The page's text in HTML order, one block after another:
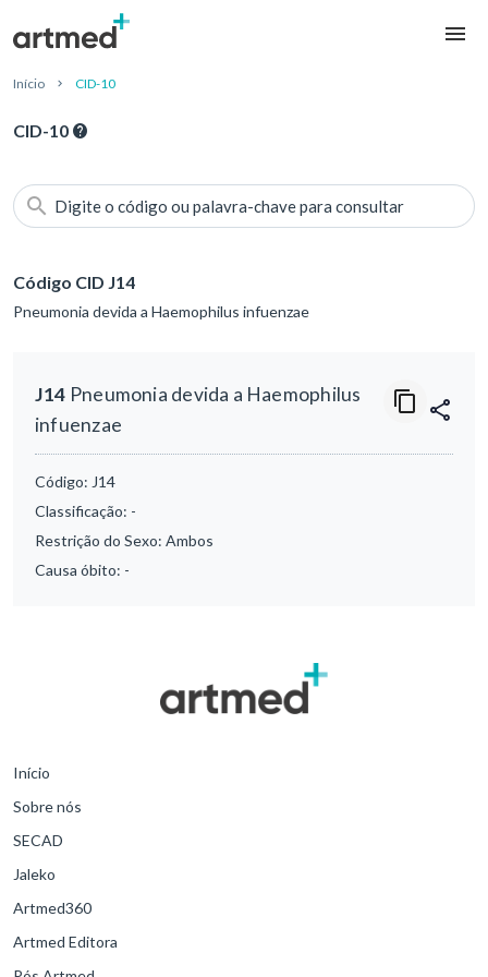
Início CID-10
CID-10
Digite o código ou palavra-chave para consultar
Código CID J14
Pneumonia devida a Haemophilus infuenzae
J14 Pneumonia devida a Haemophilus
infuenzae
Código: J14
Classificação: -
Restrição do Sexo: Ambos
Causa óbito: -
Início
Sobre nós
SECAD
Jaleko
Artmed360
Artmed Editora